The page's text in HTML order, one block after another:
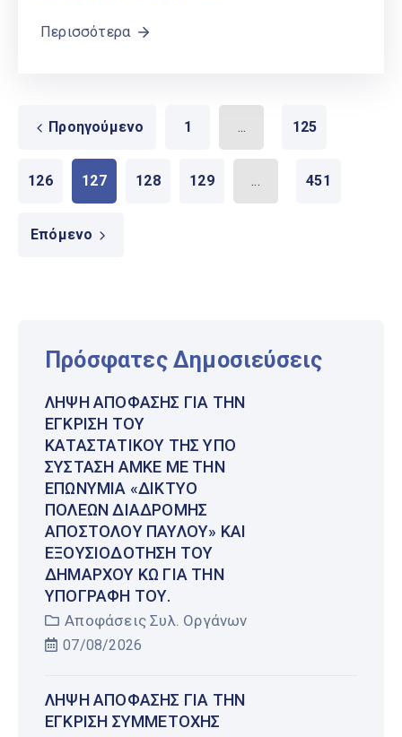
Περισσότερα
Προηγούμενο 1 ... 125
126 127 128 129 ... 451
Επόμενο
Πρόσφατες Δημοσιεύσεις
ΛΉΨΗ ΑΠΌΦΑΣΗΣ ΓΙΑ ΤΗΝ
ΈΓΚΡΙΣΗ ΤΟΥ
ΚΑΤΑΣΤΑΤΙΚΟΎ ΤΗΣ ΥΠΌ
ΣΎΣΤΑΣΗ ΑΜΚΕ ΜΕ ΤΗΝ
ΕΠΩΝΥΜΊΑ «ΔΊΚΤΥΟ
ΠΌΛΕΩΝ ΔΙΑΔΡΟΜΉΣ
ΑΠΟΣΤΌΛΟΥ ΠΑΎΛΟΥ» ΚΑΙ
ΕΞΟΥΣΙΟΔΌΤΗΣΗ ΤΟΥ
ΔΗΜΆΡΧΟΥ ΚΩ ΓΙΑ ΤΗΝ
ΥΠΟΓΡΑΦΉ ΤΟΥ.
Αποφάσεις Συλ. Οργάνων
07/08/2026
ΛΉΨΗ ΑΠΌΦΑΣΗΣ ΓΙΑ ΤΗΝ
ΈΓΚΡΙΣΗ ΣΥΜΜΕΤΟΧΉΣ